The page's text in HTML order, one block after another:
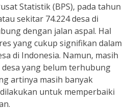
Statistik (BPS), pada tahun
sekitar 74.224 desa di
dengan jalan aspal. Hal
yang cukup signifikan dalam
di Indonesia. Namun, masih
yang belum terhubung
artinya masih banyak
untuk memperbaiki